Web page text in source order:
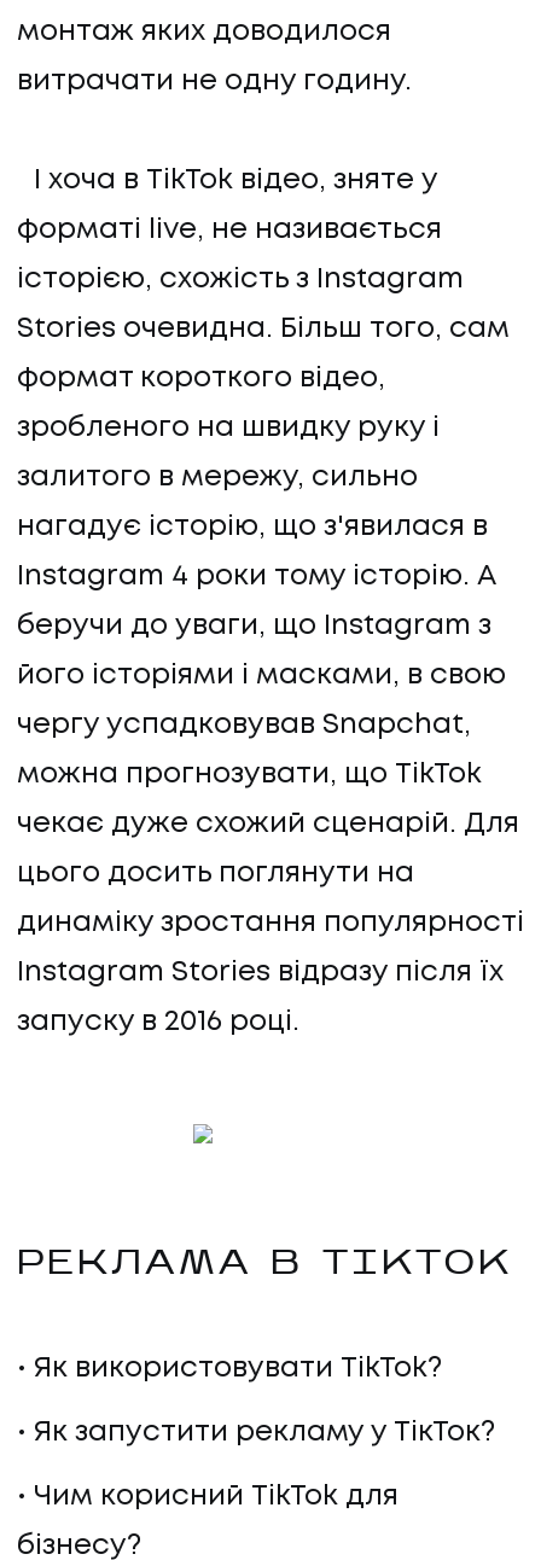
монтаж яких доводилося
витрачати не одну годину.
І хоча в TikTok відео, зняте у
форматі live, не називається
історією, схожість з Instagram
Stories очевидна. Більш того, сам
формат короткого відео,
зробленого на швидку руку і
залитого в мережу, сильно
нагадує історію, що з'явилася в
Instagram 4 роки тому історію. А
беручи до уваги, що Instagram з
його історіями і масками, в свою
чергу успадковував Snapchat,
можна прогнозувати, що TikTok
чекає дуже схожий сценарій. Для
цього досить поглянути на
динаміку зростання популярності
Instagram Stories відразу після їх
запуску в 2016 році.
РЕКЛАМА В TIKTOK
Як використовувати TikTok?
Як запустити рекламу у ТікТок?
Чим корисний TikTok для
бізнесу?